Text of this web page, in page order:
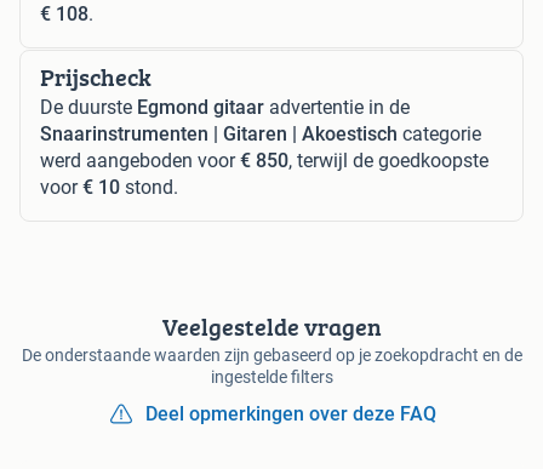
€ 108.
Prijscheck
De duurste Egmond gitaar advertentie in de
Snaarinstrumenten | Gitaren | Akoestisch categorie
werd aangeboden voor€ 850, terwijl de goedkoopste
voor€ 10 stond.
Veelgestelde vragen
De onderstaande waarden zijn gebaseerd op je zoekopdracht en de
ingestelde filters
Deel opmerkingen over deze FAQ